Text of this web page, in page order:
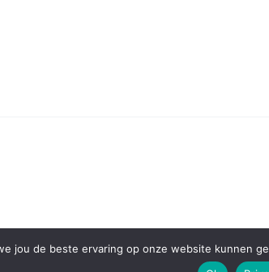
jou de beste ervaring op onze website kunnen